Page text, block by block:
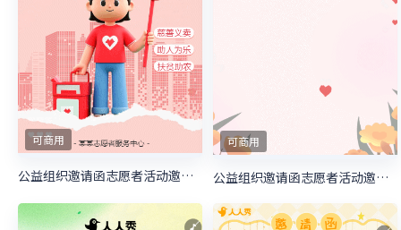
可商用
公益组织邀请函志愿者活动邀请函慈善活动邀请函
可商用
公益组织邀请函志愿者活动邀请函慈善活动邀请函